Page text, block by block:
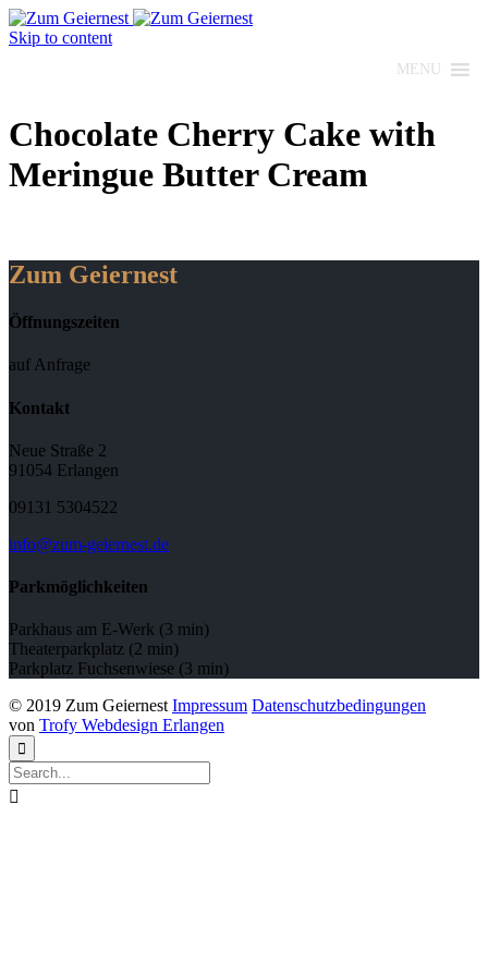
Skip to content
MENU
Chocolate Cherry Cake with
Meringue Butter Cream
Zum Geiernest
Öffnungszeiten
auf Anfrage
Kontakt
Neue Straße 2
91054 Erlangen
09131 5304522
info@zum-geiernest.de
Parkmöglichkeiten
Parkhaus am E-Werk (3 min)
Theaterparkplatz (2 min)
Parkplatz Fuchsenwiese (3 min)
© 2019 Zum Geiernest Impressum Datenschutzbedingungen
von Trofy Webdesign Erlangen

